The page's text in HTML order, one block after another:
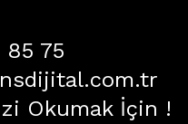
85 75
Okumak İçin !